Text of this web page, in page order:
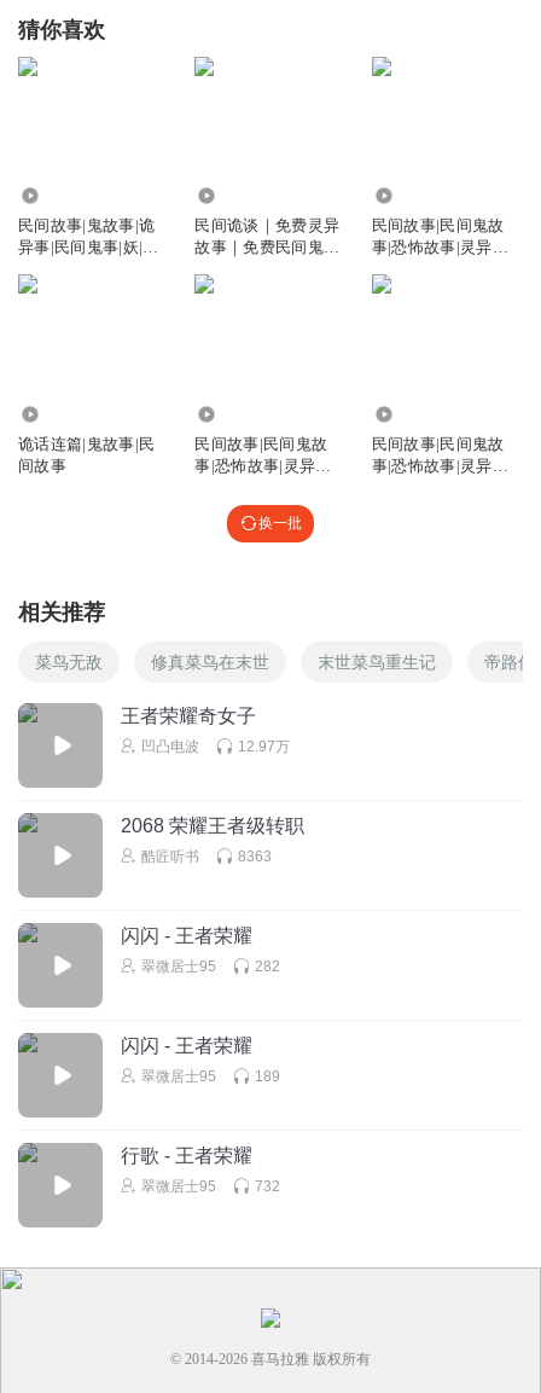
抢到了兴叔王者荣耀也是个菜鸟
星空丨Starry
乌鸦妖还会用手机？！
回复 2024-08-03 1
矮子兴玩王者荣耀能赢吗？
戒半年了
阴间的网哪来的
谁家的小月宝又丢了
插个嘴
回复 2023-06-09
猜你喜欢
民间故事|鬼故事|诡
异事|民间鬼事|妖|魔|
民间诡谈｜免费灵异
故事｜免费民间鬼故
民间故事|民间鬼故
事|恐怖故事|灵异故
诡话连篇|鬼故事|民
间故事
民间故事|民间鬼故
事|恐怖故事|灵异故
民间故事|民间鬼故
事|恐怖故事|灵异故
换一批
相关推荐
菜鸟无敌 修真菜鸟在末世 末世菜鸟重生记 帝路传
王者荣耀奇女子
凹凸电波 12.97万
2068 荣耀王者级转职
酷匠听书 8363
闪闪 - 王者荣耀
翠微居士95 282
闪闪 - 王者荣耀
翠微居士95 189
行歌 - 王者荣耀
翠微居士95 732
© 2014-2026 喜马拉雅 版权所有